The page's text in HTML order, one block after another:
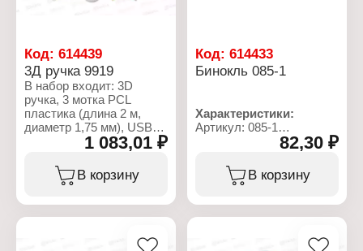
Код: 614439
3Д ручка 9919
В набор входит: 3D
ручка, 3 мотка PCL
пластика (длина 2 м,
диаметр 1,75 мм), USB-
кабель, подставка для
ручки, инструкция, 10
картонных трафаретов,
прозрачный коврик для
1 083,01 ₽
В корзину
Код:614433
Бинокль 085-1
Характеристики:
Артикул: 085-1
Тип товара: Игрушка
Материал: пластик
82,30 ₽
В корзину